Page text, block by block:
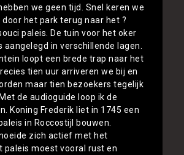
we geen tijd. Snel keren we
door het park terug naar het ?
paleis. De tuin voor het oker
aangelegd in verschillende lagen.
loopt een brede trap naar het
tien uur arriveren we bij en
maar tien bezoekers tegelijk
de audioguide loop ik de
Koning Frederik liet in 1745 een
in Roccostijl bouwen.
zich actief met het
paleis moest vooral rust en